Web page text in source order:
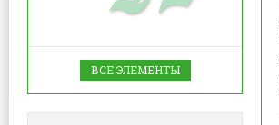
ВСЕ ЭЛЕМЕНТЫ